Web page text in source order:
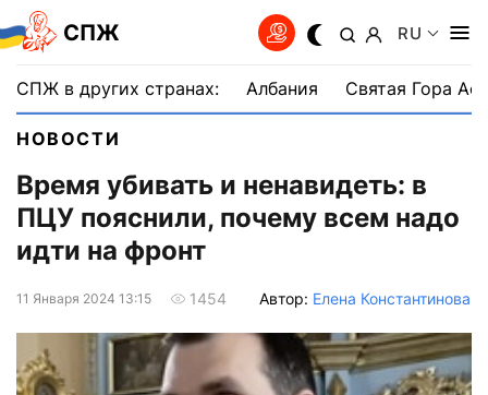
СПЖ RU
СПЖ в других странах: Албания Святая Гора
НОВОСТИ
Время убивать и ненавидеть: в
ПЦУ пояснили, почему всем надо
идти на фронт
11 Января 2024 13:15 1454 Автор: Елена Константинова